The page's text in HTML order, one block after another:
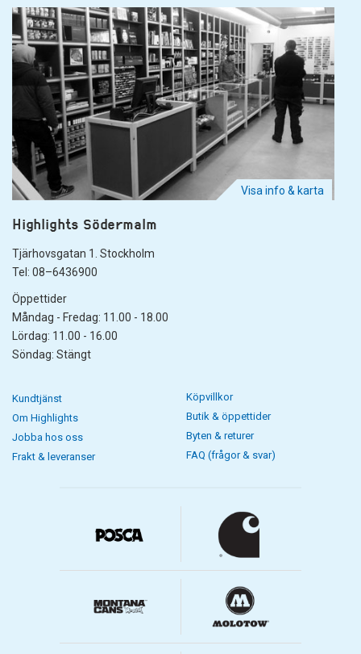
Visa info & karta
Highlights Södermalm
Tjärhovsgatan 1. Stockholm
Tel: 08–6436900
Öppettider
Måndag - Fredag: 11.00 - 18.00
Lördag: 11.00 - 16.00
Söndag: Stängt
Kundtjänst
Om Highlights
Jobba hos oss
Frakt & leveranser
Köpvillkor
Butik & öppettider
Byten & returer
FAQ (frågor & svar)